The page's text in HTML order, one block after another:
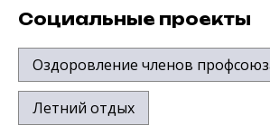
Социальные проекты
Оздоровление членов
Летний отдых